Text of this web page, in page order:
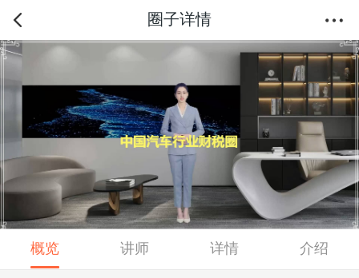
圈子详情
概览 讲师 详情 介绍